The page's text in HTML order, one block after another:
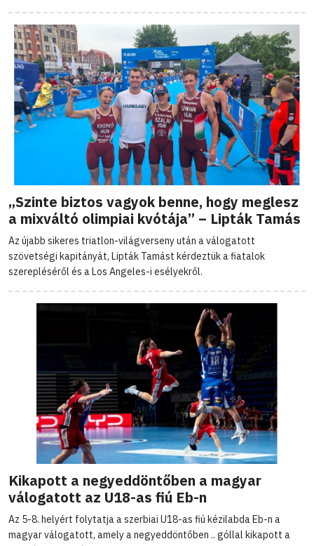
„Szinte biztos vagyok benne, hogy meglesz
a mixváltó olimpiai kvótája” – Lipták Tamás
Az újabb sikeres triatlon-világverseny után a válogatott
szövetségi kapitányát, Lipták Tamást kérdeztük a fiatalok
szerepléséről és a Los Angeles-i esélyekről.
Kikapott a negyeddöntőben a magyar
válogatott az U18-as fiú Eb-n
Az 5-8. helyért folytatja a szerbiai U18-as fiú kézilabda Eb-n a
magyar válogatott, amely a negyeddöntőben .. góllal kikapott a